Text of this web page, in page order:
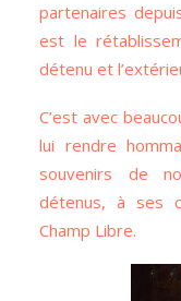
partenaires
est le
détenu et
C’est avec
lui rendre
souvenirs de
détenus, à ses
Champ Libre.